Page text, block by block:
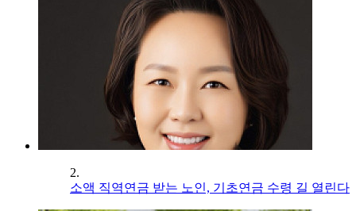
2.
소액 직역연금 받는 노인, 기초연금 수령 길 열린다